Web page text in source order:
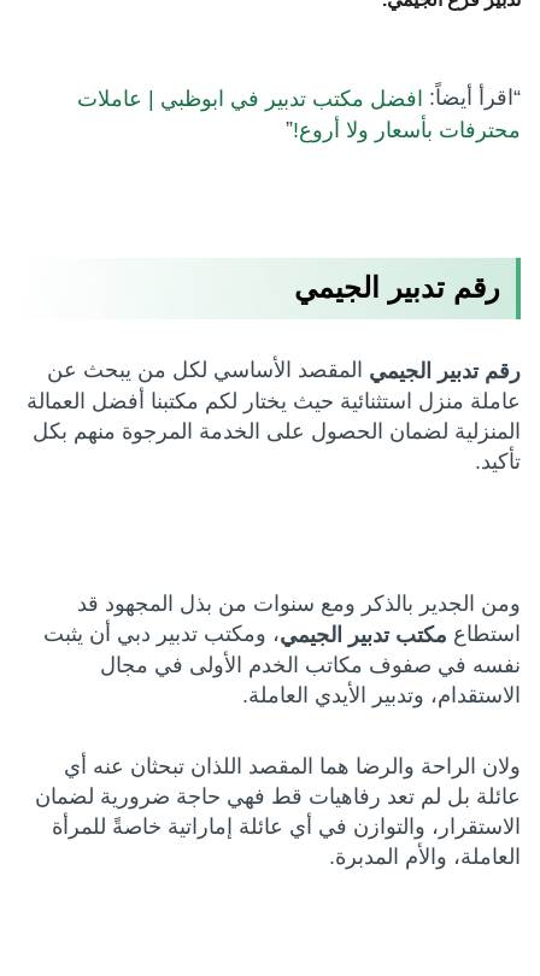
“اقرأ أيضاً: افضل مكتب تدبير في ابوظبي | عاملات
محترفات بأسعار ولا أروع!”
رقم تدبير الجيمي
رقم تدبير الجيمي المقصد الأساسي لكل من يبحث عن
عاملة منزل استثنائية حيث يختار لكم مكتبنا أفضل العمالة
المنزلية لضمان الحصول على الخدمة المرجوة منهم بكل
تأكيد.
ومن الجدير بالذكر ومع سنوات من بذل المجهود قد
استطاع مكتب تدبير الجيمي، ومكتب تدبير دبي أن يثبت
نفسه في صفوف مكاتب الخدم الأولى في مجال
الاستقدام، وتدبير الأيدي العاملة.
ولان الراحة والرضا هما المقصد اللذان تبحثان عنه أي
عائلة بل لم تعد رفاهيات قط فهي حاجة ضرورية لضمان
الاستقرار، والتوازن في أي عائلة إماراتية خاصةً للمرأة
العاملة، والأم المدبرة.